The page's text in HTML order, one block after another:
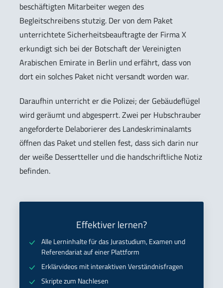
beschäftigten Mitarbeiter wegen des
Begleitschreibens stutzig. Der von dem Paket
unterrichtete Sicherheitsbeauftragte der Firma X
erkundigt sich bei der Botschaft der Vereinigten
Arabischen Emirate in Berlin und erfährt, dass von
dort ein solches Paket nicht versandt worden war.
Daraufhin unterricht er die Polizei; der Gebäudeflügel
wird geräumt und abgesperrt. Zwei per Hubschrauber
angeforderte Delaborierer des Landeskriminalamts
öffnen das Paket und stellen fest, dass sich darin nur
der weiße Dessertteller und die handschriftliche Notiz
befinden.
Effektiver lernen?
Alle Lerninhalte für das Jurastudium, Examen und
Referendariat auf einer Plattform
Erklärvideos mit interaktiven Verständnisfragen
Skripte zum Nachlesen